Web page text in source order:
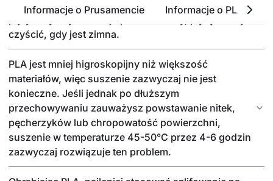
Informacje o Prusamencie Informacje o PLA
papierowy niewielką ilością i przetrzyj powierzchnię
płyty. Aby uzyskać najlepsze rezultaty, płytę należy
czyścić, gdy jest zimna.
PLA jest mniej higroskopijny niż większość
materiałów, więc suszenie zazwyczaj nie jest
konieczne. Jeśli jednak po dłuższym
przechowywaniu zauważysz powstawanie nitek,
pęcherzyków lub chropowatość powierzchni,
suszenie w temperaturze 45-50°C przez 4-6 godzin
zazwyczaj rozwiązuje ten problem.